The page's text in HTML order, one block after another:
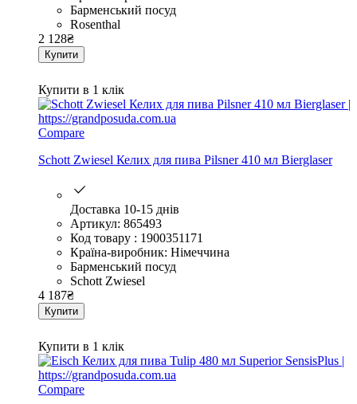
Барменський посуд
Rosenthal
2 128₴
Купити
Купити в 1 клік
Compare
Schott Zwiesel Келих для пива Pilsner 410 мл Bierglaser
Доставка 10-15 днів
Артикул: 865493
Код товару : 1900351171
Країна-виробник: Німеччина
Барменський посуд
Schott Zwiesel
4 187₴
Купити
Купити в 1 клік
Compare